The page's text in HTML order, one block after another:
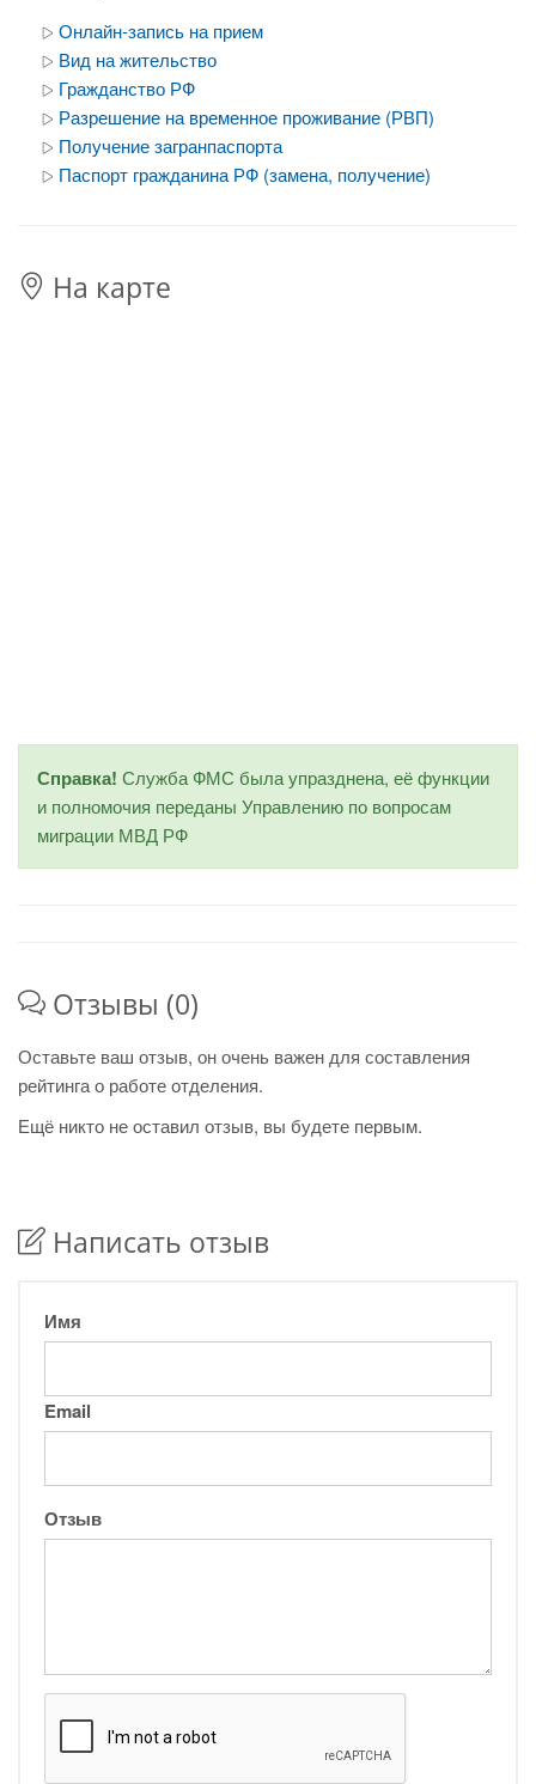
Онлайн-запись на прием
Вид на жительство
Гражданство РФ
Разрешение на временное проживание (РВП)
Получение загранпаспорта
Паспорт гражданина РФ (замена, получение)
На карте
Справка! Служба ФМС была упразднена, её функции
и полномочия переданы Управлению по вопросам
миграции МВД РФ
Отзывы (0)
Оставьте ваш отзыв, он очень важен для составления
рейтинга о работе отделения.
Ещё никто не оставил отзыв, вы будете первым.
Написать отзыв
Имя
Email
Отзыв